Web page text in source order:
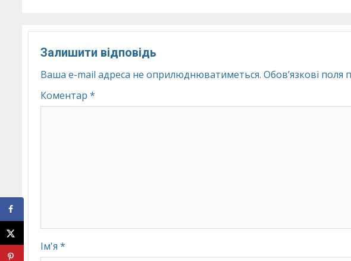
Залишити відповідь
Ваша e-mail адреса не оприлюднюватиметься. Обов’язкові поля
Коментар *
Ім'я *